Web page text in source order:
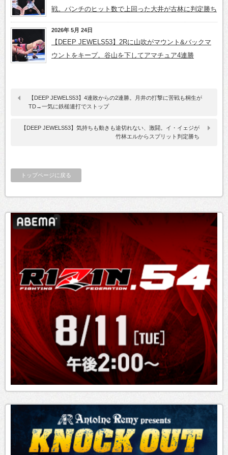
戦。パンチのヒット数で上回った大井が古林に判定勝ち
2026年 5月 24日
【DEEP JEWELS53】2Rに山吹がマウント&バックマ
ウントをキープ。谷山を下してアマチュア4連勝
【DEEP JEWELS53】4連敗からの2連勝。月井の打撃に苦戦も桐生が
TD→一気に鉄槌連打でストップ
【DEEP JEWELS53】気持ちも動きも途切れない、激闘。イ・イェジが
竹林エルからスプリット判定勝ち
トップページに戻る